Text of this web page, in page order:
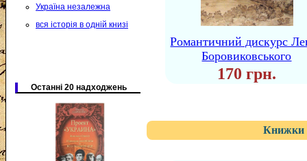
Україна незалежна
вся історія в одній книзі
Останні 20 надходжень
Романтичний дискурс
Боровиковського
170 грн.
Книжки